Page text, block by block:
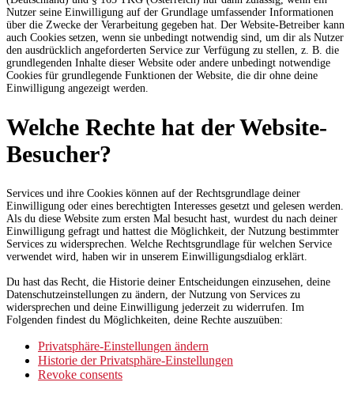
Nutzer seine Einwilligung auf der Grundlage umfassender Informationen
über die Zwecke der Verarbeitung gegeben hat. Der Website-Betreiber kann
auch Cookies setzen, wenn sie unbedingt notwendig sind, um dir als Nutzer
den ausdrücklich angeforderten Service zur Verfügung zu stellen, z. B. die
grundlegenden Inhalte dieser Website oder andere unbedingt notwendige
Cookies für grundlegende Funktionen der Website, die dir ohne deine
Einwilligung angezeigt werden.
Welche Rechte hat der Website-
Besucher?
Services und ihre Cookies können auf der Rechtsgrundlage deiner
Einwilligung oder eines berechtigten Interesses gesetzt und gelesen werden.
Als du diese Website zum ersten Mal besucht hast, wurdest du nach deiner
Einwilligung gefragt und hattest die Möglichkeit, der Nutzung bestimmter
Services zu widersprechen. Welche Rechtsgrundlage für welchen Service
verwendet wird, haben wir in unserem Einwilligungsdialog erklärt.
Du hast das Recht, die Historie deiner Entscheidungen einzusehen, deine
Datenschutzeinstellungen zu ändern, der Nutzung von Services zu
widersprechen und deine Einwilligung jederzeit zu widerrufen. Im
Folgenden findest du Möglichkeiten, deine Rechte auszuüben:
Privatsphäre-Einstellungen ändern
Historie der Privatsphäre-Einstellungen
Revoke consents